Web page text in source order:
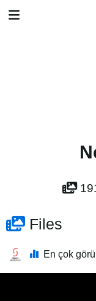
Files
En çok